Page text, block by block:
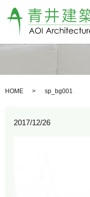
HOME sp_bg001
2017/12/26